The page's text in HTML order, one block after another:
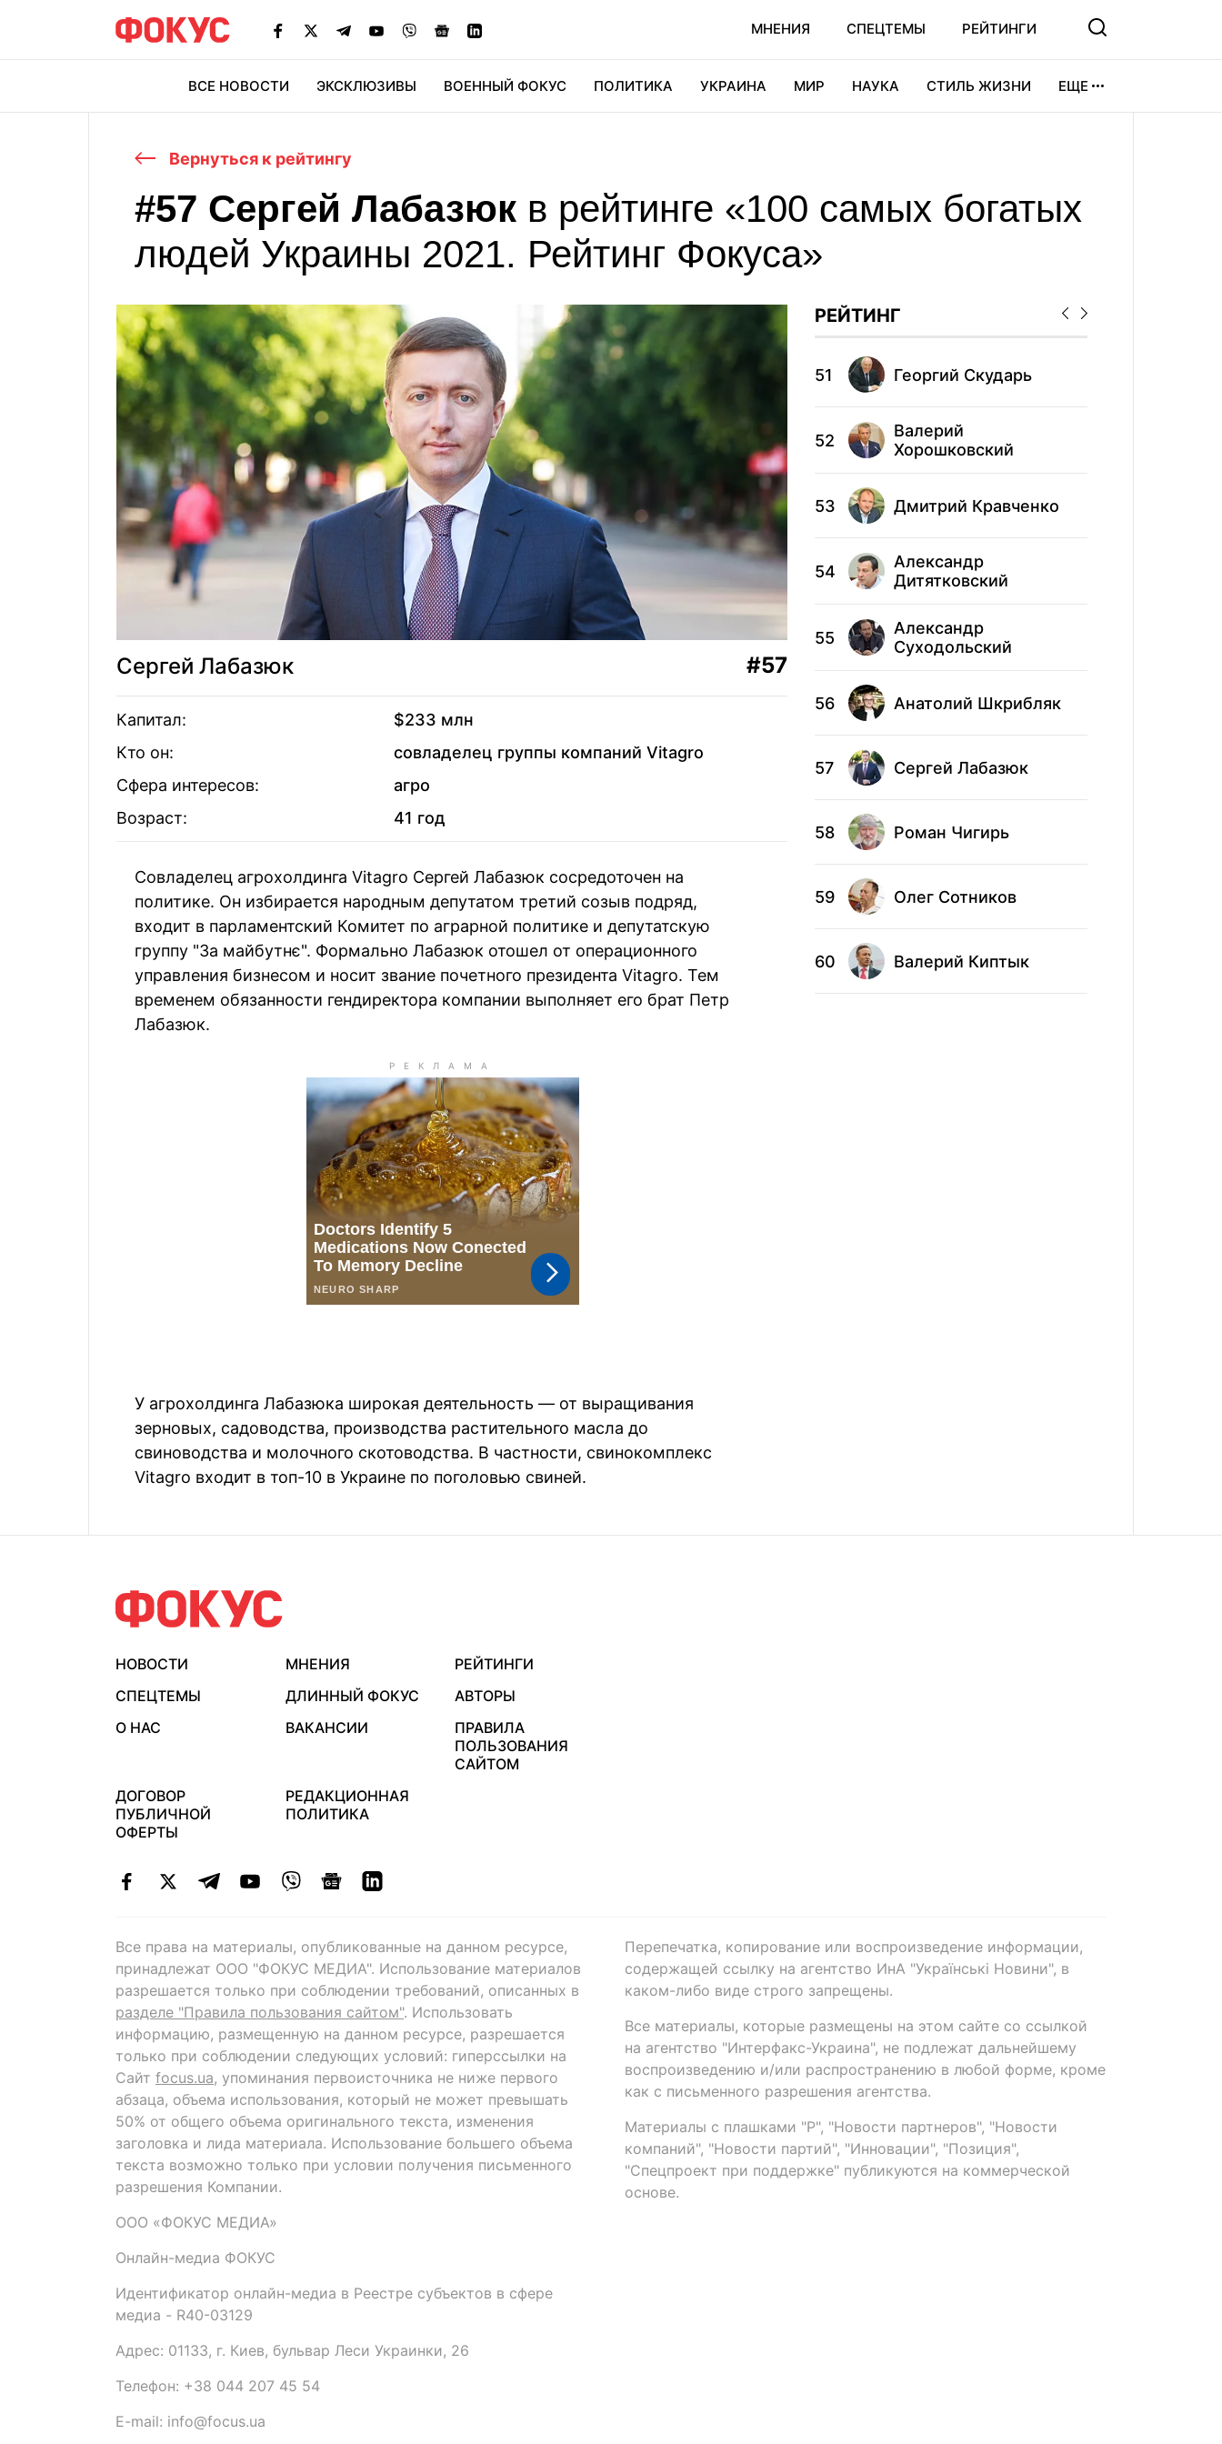
МНЕНИЯ СПЕЦТЕМЫ РЕЙТИНГИ
ВСЕ НОВОСТИ ЭКСКЛЮЗИВЫ ВОЕННЫЙ ФОКУС ПОЛИТИКА УКРАИНА МИР НАУКА СТИЛЬ ЖИЗНИ ЕЩЕ
Вернуться к рейтингу
#57 Сергей Лабазюк в рейтинге «100 самых богатых
людей Украины 2021. Рейтинг Фокуса»
Сергей Лабазюк #57
Капитал:
$233 млн
Кто он:
совладелец группы компаний Vitagro
Сфера интересов:
агро
Возраст:
41 год
Совладелец агрохолдинга Vitagro Сергей Лабазюк сосредоточен на
политике. Он избирается народным депутатом третий созыв подряд,
входит в парламентский Комитет по аграрной политике и депутатскую
группу "За майбутнє". Формально Лабазюк отошел от операционного
управления бизнесом и носит звание почетного президента Vitagro. Тем
временем обязанности гендиректора компании выполняет его брат Петр
Лабазюк.
У агрохолдинга Лабазюка широкая деятельность — от выращивания
зерновых, садоводства, производства растительного масла до
свиноводства и молочного скотоводства. В частности, свинокомплекс
Vitagro входит в топ-10 в Украине по поголовью свиней.
РЕЙТИНГ
Геннадий Буткевич
Виктор Карачун
Евгений Ермаков
Филя Жебровская
Рафаэль Гороян
Игорь Палица
Вагиф Алиев
31 Николай Гуменюк
32 Вадим Ермолаев
33 Евгений Черняк
Сергей Кролевец
Григорий и Игорь
Суркисы
36 Борис Кауфман
Виктор Пономарчук
Олег Гороховский
Дмитрий Запорожец
40 Зиновий Козицкий
41 Максим Литвин
42 Алексей Шевченко
43 Дмитрий Лидер
Олег Рогинский
Виктор Полищук
46 Василий Хмельницкий
47 Станислав Войтович
Леонид Юрушев
50
Константин
Григоришин
51 Георгий Скударь
52
Валерий
Хорошковский
53 Дмитрий Кравченко
54
Александр
Дитятковский
55
Александр
Суходольский
56 Анатолий Шкрибляк
57 Сергей Лабазюк
58 Роман Чигирь
59 Олег Сотников
60 Валерий Киптык
НОВОСТИ МНЕНИЯ
РЕЙТИНГИ
СПЕЦТЕМЫ
ДЛИННЫЙ ФОКУС
АВТОРЫ
О НАС
ВАКАНСИИ
ПРАВИЛА
ПОЛЬЗОВАНИЯ
САЙТОМ
ДОГОВОР
ПУБЛИЧНОЙ
ОФЕРТЫ
РЕДАКЦИОННАЯ
ПОЛИТИКА
Все права на материалы, опубликованные на данном ресурсе,
принадлежат ООО "ФОКУС МЕДИА". Использование материалов
разрешается только при соблюдении требований, описанных в
разделе "Правила пользования сайтом". Использовать
информацию, размещенную на данном ресурсе, разрешается
только при соблюдении следующих условий: гиперссылки на
Сайт focus.ua, упоминания первоисточника не ниже первого
абзаца, объема использования, который не может превышать
50% от общего объема оригинального текста, изменения
заголовка и лида материала. Использование большего объема
текста возможно только при условии получения письменного
разрешения Компании.
ООО «ФОКУС МЕДИА»
Онлайн-медиа ФОКУС
Идентификатор онлайн-медиа в Реестре субъектов в сфере
медиа - R40-03129
Адрес: 01133, г. Киев, бульвар Леси Украинки, 26
Телефон: +38 044 207 45 54
E-mail: info@focus.ua
Перепечатка, копирование или воспроизведение информации,
содержащей ссылку на агентство ИнА "Українські Новини", в
каком-либо виде строго запрещены.
Все материалы, которые размещены на этом сайте со ссылкой
на агентство "Интерфакс-Украина", не подлежат дальнейшему
воспроизведению и/или распространению в любой форме, кроме
как с письменного разрешения агентства.
Материалы с плашками "Р", "Новости партнеров", "Новости
компаний", "Новости партий", "Инновации", "Позиция",
"Спецпроект при поддержке" публикуются на коммерческой
основе.